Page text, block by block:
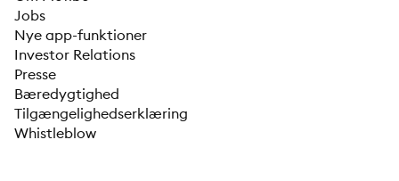
Jobs
Nye app-funktioner
Investor Relations
Presse
Bæredygtighed
Tilgængelighedserklæring
Whistleblow